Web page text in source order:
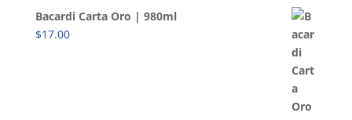
Bacardi Carta Oro | 980ml
$17.00